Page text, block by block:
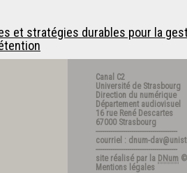
et stratégies durables pour la
Canal C2
Université de Strasbourg
Direction du numérique
Département audiovisuel
16 rue René Descartes
67000 Strasbourg
---------------------------------------
courriel : dnum-
---------------------------------------
site réalisé par la DNum
Mentions légales